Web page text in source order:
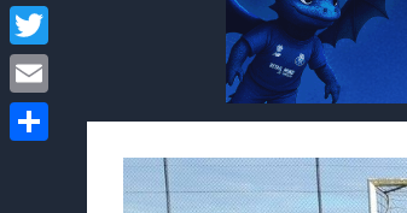
Messenger
Twitter
Email